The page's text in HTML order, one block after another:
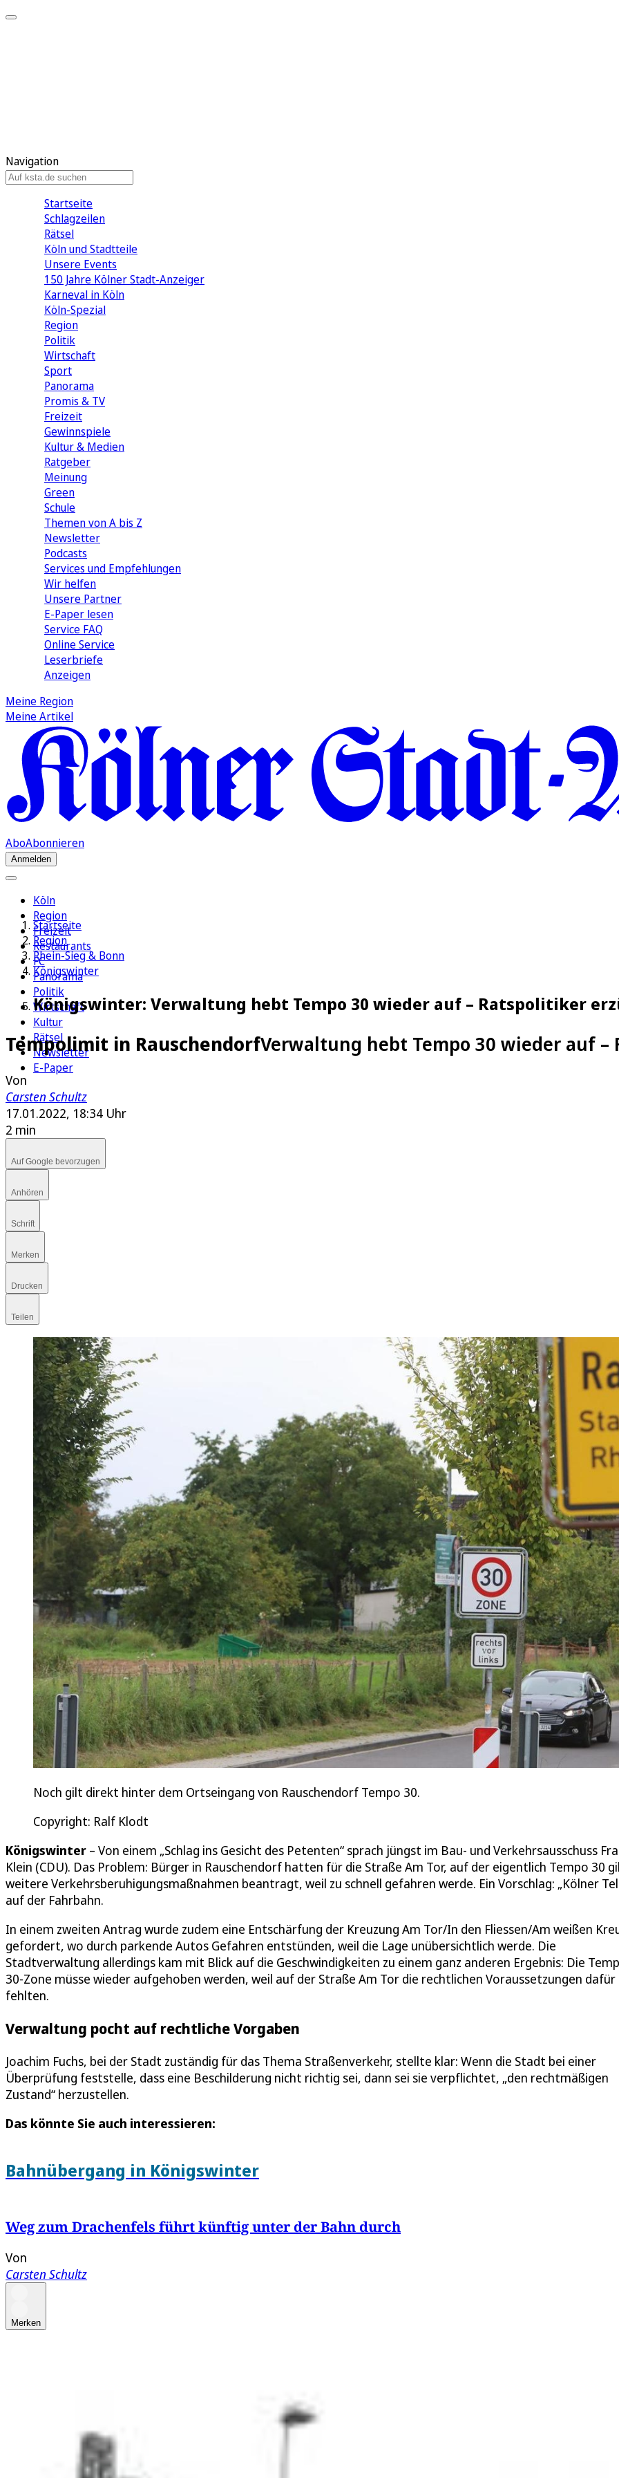
Navigation
Startseite
Schlagzeilen
Rätsel
Köln und Stadtteile
Unsere Events
150 Jahre Kölner Stadt-Anzeiger
Karneval in Köln
Köln-Spezial
Region
Politik
Wirtschaft
Sport
Panorama
Promis & TV
Freizeit
Gewinnspiele
Kultur & Medien
Ratgeber
Meinung
Green
Schule
Themen von A bis Z
Newsletter
Podcasts
Services und Empfehlungen
Wir helfen
Unsere Partner
E-Paper lesen
Service FAQ
Online Service
Leserbriefe
Anzeigen
Meine Region
Meine Artikel
AboAbonnieren
Anmelden
Köln
Region
Freizeit
Restaurants
FC
Panorama
Politik
Wirtschaft
Kultur
Rätsel
Newsletter
E-Paper
Startseite
Region
Rhein-Sieg & Bonn
Königswinter
Königswinter: Verwaltung hebt Tempo 30 wieder auf – Ratspolitiker
Tempolimit in RauschendorfVerwaltung hebt Tempo 30 wieder auf
Von
Carsten Schultz
17.01.2022, 18:34 Uhr
2 min
Auf Google bevorzugen
Anhören
Schrift
Merken
Drucken
Teilen
Noch gilt direkt hinter dem Ortseingang von Rauschendorf Tempo 30.
Copyright: Ralf Klodt
Königswinter – Von einem „Schlag ins Gesicht des Petenten“ sprach jüngst im Bau- und Verkehrsausschuss
Klein (CDU). Das Problem: Bürger in Rauschendorf hatten für die Straße Am Tor, auf der eigentlich Tempo 30
weitere Verkehrsberuhigungsmaßnahmen beantragt, weil zu schnell gefahren werde. Ein Vorschlag: „Kölner
auf der Fahrbahn.
In einem zweiten Antrag wurde zudem eine Entschärfung der Kreuzung Am Tor/In den Fliessen/Am weißen
gefordert, wo durch parkende Autos Gefahren entstünden, weil die Lage unübersichtlich werde. Die
Stadtverwaltung allerdings kam mit Blick auf die Geschwindigkeiten zu einem ganz anderen Ergebnis: Die
30-Zone müsse wieder aufgehoben werden, weil auf der Straße Am Tor die rechtlichen Voraussetzungen dafür
fehlten.
Verwaltung pocht auf rechtliche Vorgaben
Joachim Fuchs, bei der Stadt zuständig für das Thema Straßenverkehr, stellte klar: Wenn die Stadt bei einer
Überprüfung feststelle, dass eine Beschilderung nicht richtig sei, dann sei sie verpflichtet, „den rechtmäßigen
Zustand“ herzustellen.
Das könnte Sie auch interessieren:
Bahnübergang in Königswinter
Weg zum Drachenfels führt künftig unter der Bahn durch
Von
Carsten Schultz
Merken